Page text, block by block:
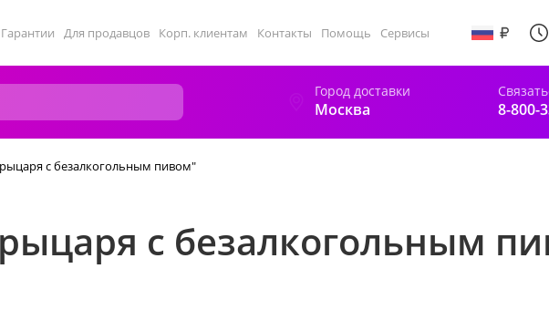
Гарантии Для продавцов Корп. клиентам Контакты Помощь Сервисы
Город доставки
Москва 8-800-
с безалкогольным пивом"
с безалкогольным